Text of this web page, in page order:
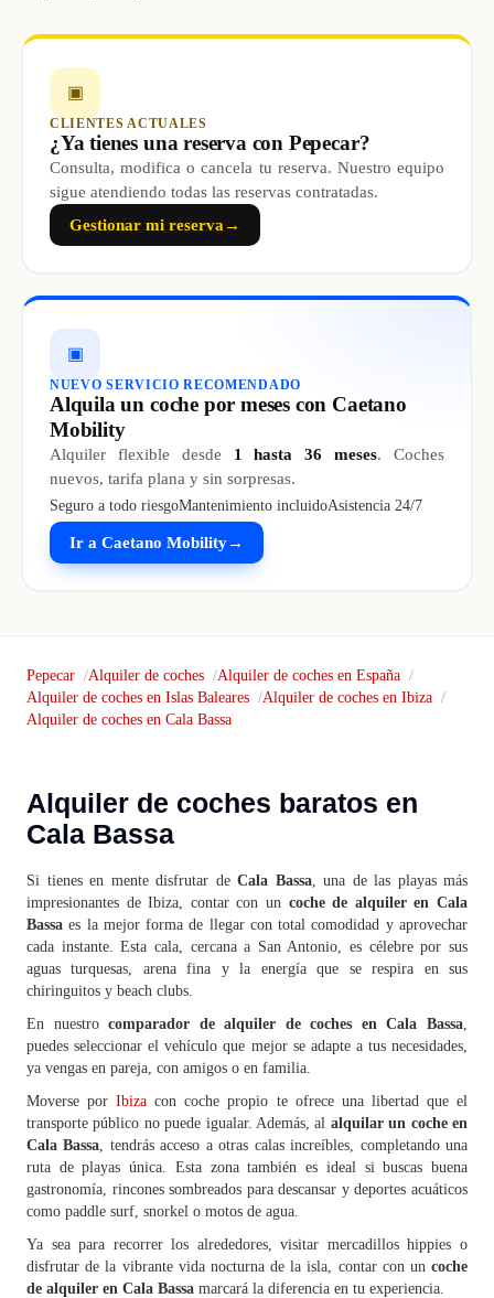
▣
CLIENTES ACTUALES
¿Ya tienes una reserva con Pepecar?
Consulta, modifica o cancela tu reserva. Nuestro equipo
sigue atendiendo todas las reservas contratadas.
Gestionar mi reserva →
▣
NUEVO SERVICIO RECOMENDADO
Alquila un coche por meses con Caetano
Mobility
Alquiler flexible desde 1 hasta 36 meses. Coches
nuevos, tarifa plana y sin sorpresas.
Seguro a todo riesgoMantenimiento incluidoAsistencia 24/7
Ir a Caetano Mobility→
Pepecar Alquiler de coches
Alquiler de coches en España
Alquiler de coches en Islas Baleares
Alquiler de coches en Ibiza
Alquiler de coches en Cala Bassa
Alquiler de coches baratos en
Cala Bassa
Si tienes en mente disfrutar de Cala Bassa, una de las playas más
impresionantes de Ibiza, contar con un coche de alquiler en Cala
Bassaes la mejor forma de llegar con total comodidad y aprovechar
cada instante. Esta cala, cercana a San Antonio, es célebre por sus
aguas turquesas, arena fina y la energía que se respira en sus
chiringuitos y beach clubs.
En nuestrocomparador de alquiler de coches en Cala Bassa,
puedes seleccionar el vehículo que mejor se adapte a tus necesidades,
ya vengas en pareja, con amigos o en familia.
Moverse porIbiza con coche propio te ofrece una libertad que el
transporte público no puede igualar. Además, al alquilar un coche en
Cala Bassa, tendrás acceso a otras calas increíbles, completando una
ruta de playas única. Esta zona también es ideal si buscas buena
gastronomía, rincones sombreados para descansar y deportes acuáticos
como paddle surf, snorkel o motos de agua.
Ya sea para recorrer los alrededores, visitar mercadillos hippies o
disfrutar de la vibrante vida nocturna de la isla, contar con un coche
de alquiler en Cala Bassa marcará la diferencia en tu experiencia.